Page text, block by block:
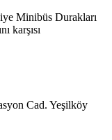
Minibüs Durakları
karşısı
Cad. Yeşilköy